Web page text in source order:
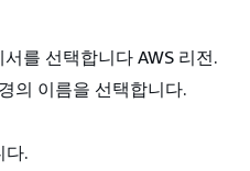
서를 선택합니다 AWS 리전.
의 이름을 선택합니다.
다.